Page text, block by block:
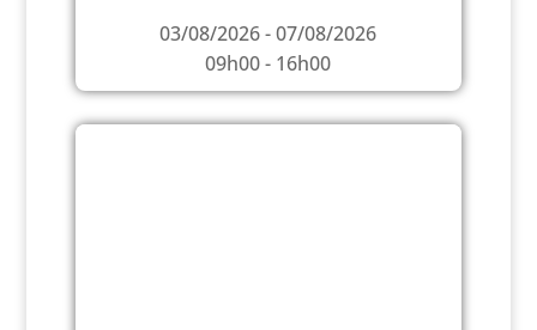
03/08/2026 - 07/08/2026
09h00 - 16h00